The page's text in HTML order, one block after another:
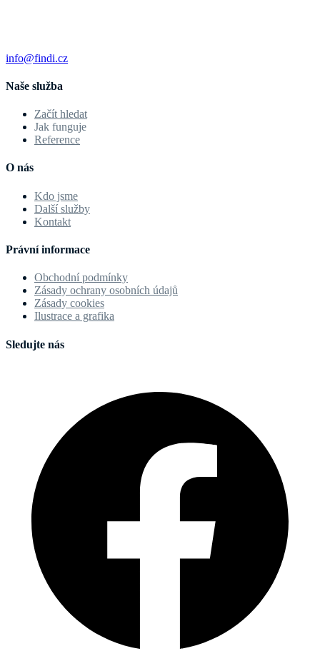
info@findi.cz
Naše služba
Začít hledat
Jak funguje
Reference
O nás
Kdo jsme
Další služby
Kontakt
Právní informace
Obchodní podmínky
Zásady ochrany osobních údajů
Zásady cookies
Ilustrace a grafika
Sledujte nás